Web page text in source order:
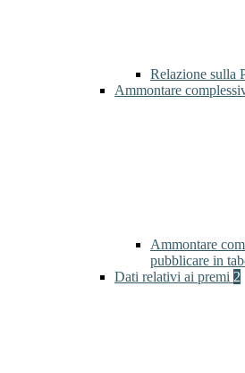
Relazione sulla
Ammontare
Ammontare
pubblicare in
Dati relativi ai premi 2